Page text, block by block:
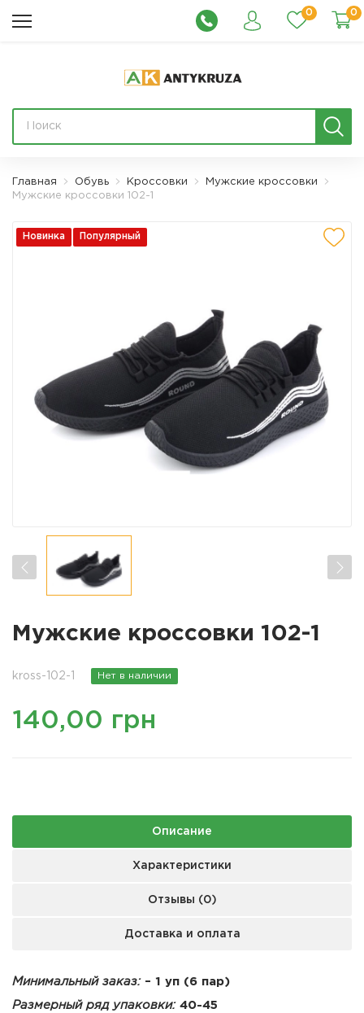
0 0
Главная Обувь Кроссовки
Мужские кроссовки
Мужские кроссовки 102-1
Новинка Популярный
Мужские кроссовки 102-1
kross-102-1 Нет в наличии
140,00 грн
Описание
Характеристики
Отзывы (0)
Доставка и оплата
Минимальный заказ:– 1 уп (6 пар)
Размерный ряд упаковки: 40-45